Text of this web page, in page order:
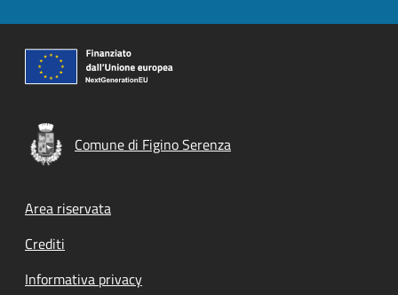
Comune di Figino Serenza
Footer menu
Area riservata
Crediti
Informativa privacy